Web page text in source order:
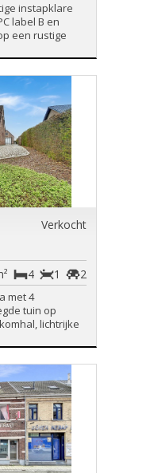
instapklare
label B en
een rustige
Verkocht
2
1
4
met 4
tuin op
lichtrijke